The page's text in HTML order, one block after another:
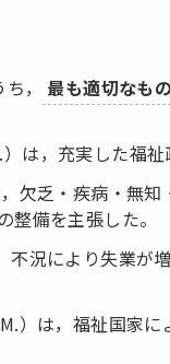
， 最も適切なもの
は，充実した福
欠乏・疾病・無
整備を主張した。
不況により失業が
）は，福祉国家